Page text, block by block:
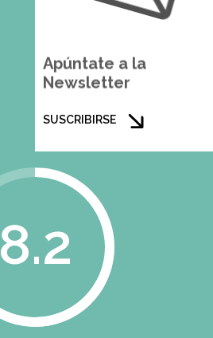
Apúntate a la
Newsletter
SUSCRIBIRSE
8.2